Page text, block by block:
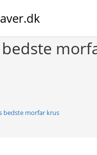
bedste morfar krus